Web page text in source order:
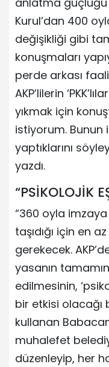
Kurul’dan 400
değişikliği gibi
konuşmaları
perde arkası
AKP’lilerin
yıkmak için
istiyorum. Bunun
yaptıklarını
yazdı.
“PSİKOLOJİK
“360 oyla
taşıdığı için en
gerekecek.
yasanın
edilmesinin,
bir etkisi olacağı
kullanan
muhalefet
düzenleyip, her